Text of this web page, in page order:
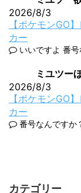
2026/8/3
【ポケモンGO
カー
いいですよ 番
ミユツー
2026/8/3
【ポケモンGO
カー
番号なんですか
カテゴリー